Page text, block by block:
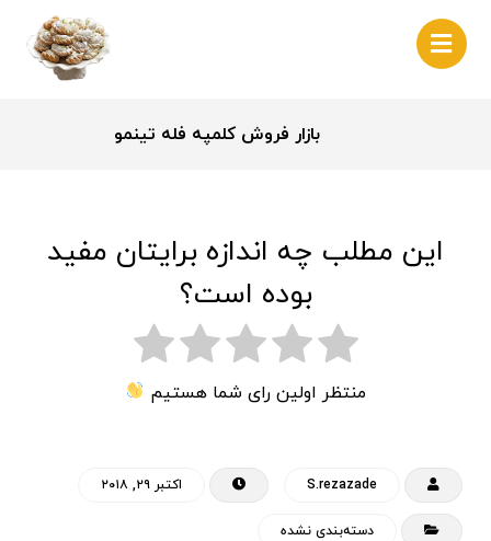
بازار فروش کلمپه فله تینمو
این مطلب چه اندازه برایتان مفید
بوده است؟
منتظر اولین رای شما هستیم
S.rezazade اکتبر ۲۹, ۲۰۱۸
دسته‌بندی نشده